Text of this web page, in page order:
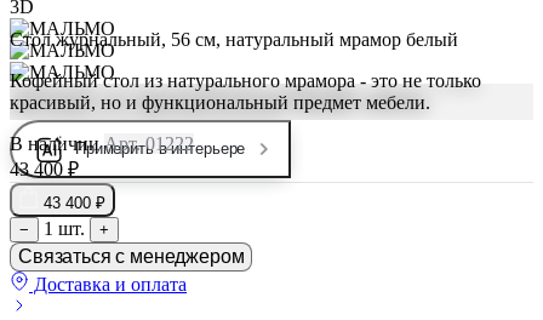
3D
Примерить в интерьере
Стол журнальный, 56 см, натуральный мрамор белый
Кофейный стол из натурального мрамора - это не только
красивый, но и функциональный предмет мебели.
В наличии Арт. 01222
43 400 ₽
43 400 ₽
−
1 шт. +
Связаться с менеджером
Доставка и оплата